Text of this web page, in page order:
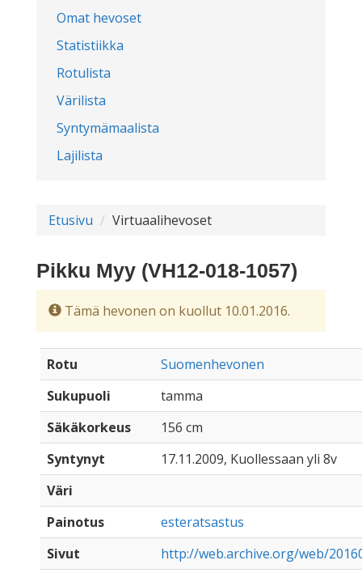
Omat hevoset
Statistiikka
Rotulista
Värilista
Syntymämaalista
Lajilista
Etusivu Virtuaalihevoset
Pikku Myy (VH12-018-1057)
Tämä hevonen on kuollut 10.01.2016.
Rotu
Suomenhevonen
Sukupuoli
tamma
Säkäkorkeus
156 cm
Syntynyt
17.11.2009, Kuollessaan yli 8v
Väri
Painotus
esteratsastus
Sivut
http://web.archive.org/web/